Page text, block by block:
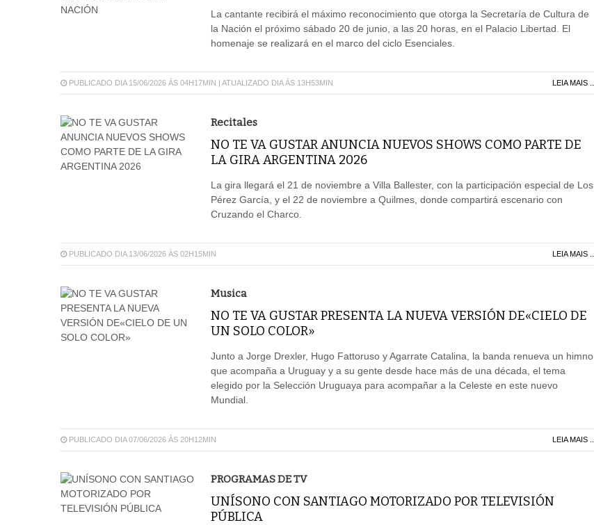
La cantante recibirá el máximo reconocimiento que otorga la Secretaría de Cultura de
la Nación el próximo sábado 20 de junio, a las 20 horas, en el Palacio Libertad. El
homenaje se realizará en el marco del ciclo Esenciales.
PUBLICADO DIA 15/06/2026 ÀS 04H17MIN | ATUALIZADO DIA ÀS 13H53MIN LEIA MAIS ...
Recitales
NO TE VA GUSTAR ANUNCIA NUEVOS SHOWS COMO PARTE DE
LA GIRA ARGENTINA 2026
La gira llegará el 21 de noviembre a Villa Ballester, con la participación especial de Los
Pérez García, y el 22 de noviembre a Quilmes, donde compartirá escenario con
Cruzando el Charco.
PUBLICADO DIA 13/06/2026 ÀS 02H15MIN LEIA MAIS ...
Musica
NO TE VA GUSTAR PRESENTA LA NUEVA VERSIÓN DE«CIELO DE
UN SOLO COLOR»
Junto a Jorge Drexler, Hugo Fattoruso y Agarrate Catalina, la banda renueva un himno
que acompaña a Uruguay y a su gente desde hace más de una década, el tema
elegido por la Selección Uruguaya para acompañar a la Celeste en este nuevo
Mundial.
PUBLICADO DIA 07/06/2026 ÀS 20H12MIN LEIA MAIS ...
PROGRAMAS DE TV
UNÍSONO CON SANTIAGO MOTORIZADO POR TELEVISIÓN
PÚBLICA